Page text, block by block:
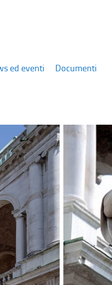
ed eventi Documenti